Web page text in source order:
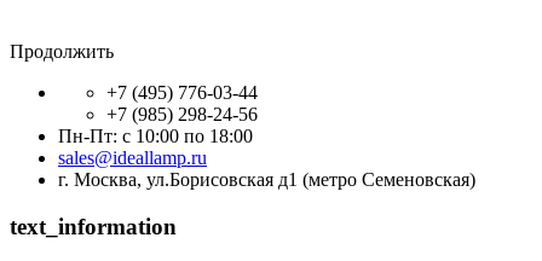
Продолжить
+7 (495) 776-03-44
+7 (985) 298-24-56
Пн-Пт: с 10:00 по 18:00
sales@ideallamp.ru
г. Москва, ул.Борисовская д1 (метро Семеновская)
text_information